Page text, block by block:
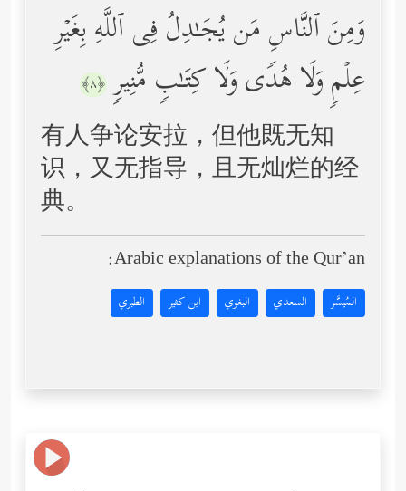
وَمِنَ ٱلنَّاسِ مَن یُجَـٰدِلُ فِی ٱللَّهِ بِغَیۡرِ
عِلۡمࣲ وَلَا هُدࣰى وَلَا كِتَـٰبࣲ مُّنِیرࣲ ﴿٨﴾
有人争论安拉，但他既无知
识，又无指导，且无灿烂的经
典。
Arabic explanations of the Qur’an:
المُيسَّر السعدي البغوي ابن كثير الطبري